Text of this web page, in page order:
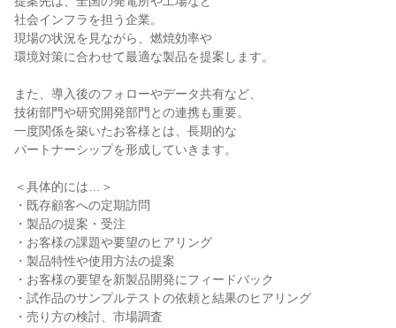
社会インフラを担う企業。
現場の状況を見ながら、燃焼効率や
環境対策に合わせて最適な製品を提案します。
また、導入後のフォローやデータ共有など、
技術部門や研究開発部門との連携も重要。
一度関係を築いたお客様とは、長期的な
パートナーシップを形成していきます。
＜具体的には…＞
・既存顧客への定期訪問
・製品の提案・受注
・お客様の課題や要望のヒアリング
・製品特性や使用方法の提案
・お客様の要望を新製品開発にフィードバック
・試作品のサンプルテストの依頼と結果のヒアリング
・売り方の検討、市場調査